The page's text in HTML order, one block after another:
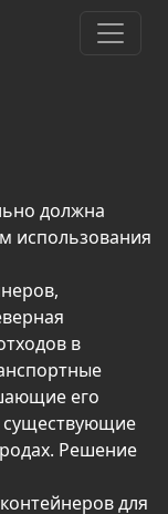
должна
использования
в
его
существующие
Решение
для